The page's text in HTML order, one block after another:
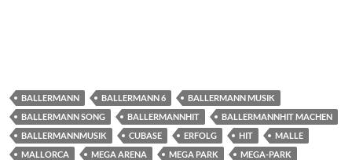
BALLERMANN BALLERMANN 6
BALLERMANN MUSIK
BALLERMANN SONG
BALLERMANNHIT
BALLERMANNHIT MACHEN
BALLERMANNMUSIK
CUBASE ERFOLG HIT
MALLE
MALLORCA
MEGA ARENA MEGA PARK
MEGA-PARK